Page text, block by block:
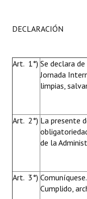
DECLARACIÓN
Art. 1°) Se declara
Jornada
limpias,
Art. 2°) La presente
de la
Art. 3°)
Cumplido,